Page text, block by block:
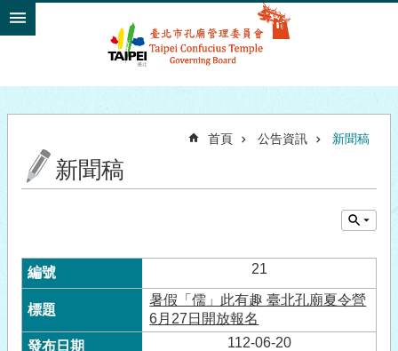
跳到主要內容區塊
首頁 公告資訊 新聞稿
新聞稿
21
暑假「儒」此有趣 臺北孔廟夏令營
6月27日開放報名
112-06-20